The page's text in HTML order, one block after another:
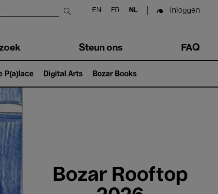
Submit search
EN FR NL Inloggen
Steun ons FAQ
P(a)lace Digital Arts Bozar Books
Bozar Rooftop